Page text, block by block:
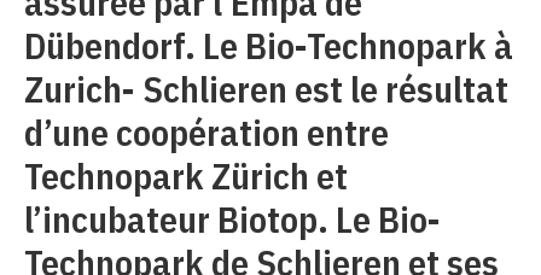
Dübendorf. Le Bio-Technopark à
Zurich- Schlieren est le résultat
d’une coopération entre
Technopark Zürich et
l’incubateur Biotop. Le Bio-
Technopark de Schlieren et ses